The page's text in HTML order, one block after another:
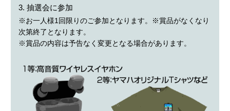
3. 抽選会に参加
※お一人様1回限りのご参加となります。※賞品がなくなり
次第終了となります。
※賞品の内容は予告なく変更となる場合があります。